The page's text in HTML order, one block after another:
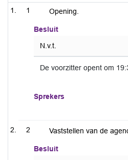
1 Opening.
Besluit
N.v.t.
De voorzitter opent om
Sprekers
2 Vaststellen van de
Besluit